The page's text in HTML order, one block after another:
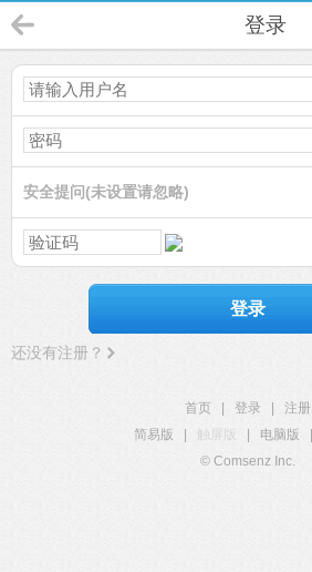
登录
安全提问(未设置请忽略)
登录
还没有注册？
首页 登录
注册
简易版
触屏版 电脑版
© Comsenz Inc.